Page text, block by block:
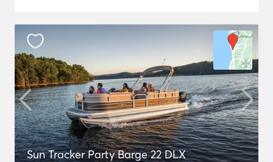
Sun Tracker Party Barge 22 DLX